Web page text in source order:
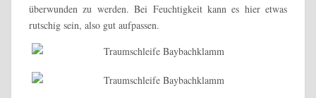
überwunden zu werden. Bei Feuchtigkeit kann es hier etwas
rutschig sein, also gut aufpassen.